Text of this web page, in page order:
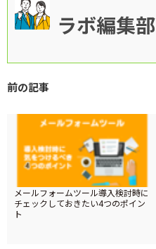
ラボ編集部
前の記事
メールフォームツール導入検討時に
チェックしておきたい4つのポイン
ト